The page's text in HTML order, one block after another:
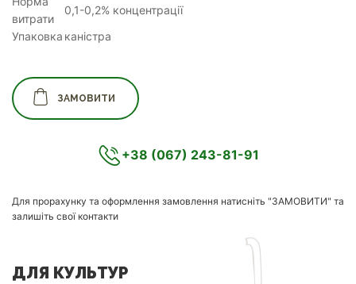
витрати
0,1-0,2% концентрації
Упаковка каністра
ЗАМОВИТИ
+38 (067) 243-81-91
Для прорахунку та оформлення замовлення натисніть "ЗАМОВИТИ" та
залишіть свої контакти
ДЛЯ КУЛЬТУР